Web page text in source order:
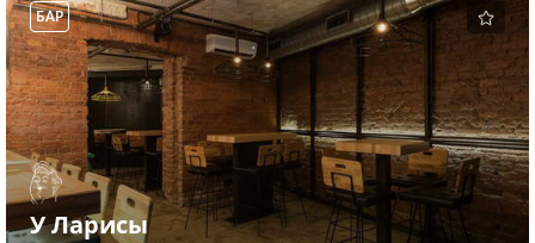
БАР
У Ларисы